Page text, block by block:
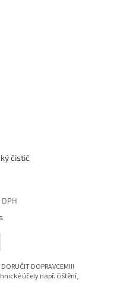
čistič
DOPRAVCEM!!!
účely např. čištění,